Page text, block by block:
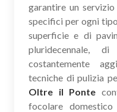
garantire un
specifici per ogni
superficie e di
pluridecennale,
costantemente
tecniche di pulizia
Oltre il Ponte
focolare